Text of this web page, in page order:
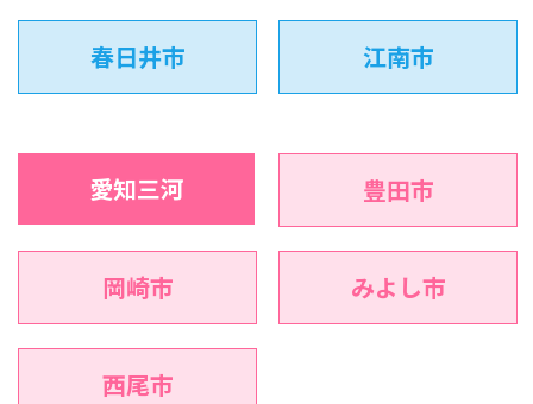
春日井市 江南市
愛知三河 豊田市
岡崎市 みよし市
西尾市